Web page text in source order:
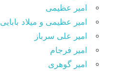
امیر عظیمی
امیر عظیمی و میلاد بابایی
امیر علی سرباز
امیر فرجام
امیر گوهری